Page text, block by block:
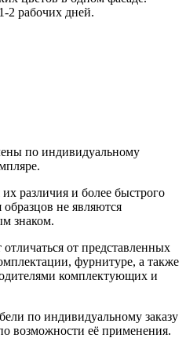
2 рабочих дней.
по индивидуальному
различия и более быстрого
образцов не являются
знаком.
от представленных
фурнитуре, а также
комплектующих и
по индивидуальному заказу
возможности её применения.